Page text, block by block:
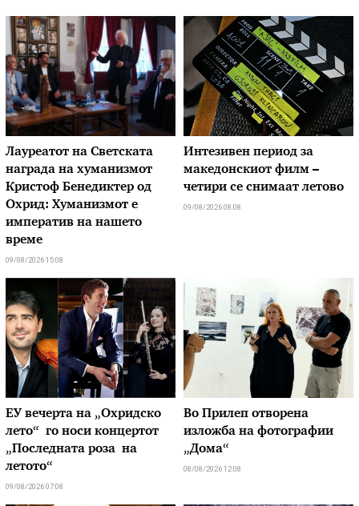
Лауреатот на Светската
награда на хуманизмот
Кристоф Бенедиктер од
Охрид: Хуманизмот е
императив на нашето
време
09/08/2026 15:08
Интезивен период за
македонскиот филм –
четири се снимаат летово
09/08/2026 08:08
ЕУ вечерта на „Охридско
лето“ го носи концертот
„Последната роза на
летото“
09/08/2026 07:08
Во Прилеп отворена
изложба на фотографии
„Дома“
08/08/2026 12:08